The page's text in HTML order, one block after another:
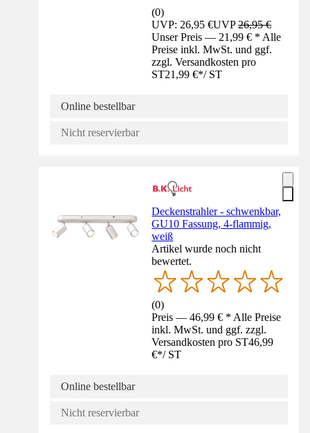
(0)
UVP: 26,95 €UVP26,95 €
Unser Preis — 21,99 € * Alle
Preise inkl. MwSt. und ggf.
zzgl. Versandkosten pro
ST21,99 €*/ ST
Online bestellbar
Nicht reservierbar
Deckenstrahler - schwenkbar,
GU10 Fassung, 4-flammig,
weiß
Artikel wurde noch nicht
bewertet.
(0)
Preis — 46,99 € * Alle Preise
inkl. MwSt. und ggf. zzgl.
Versandkosten pro ST46,99
€*/ ST
Online bestellbar
Nicht reservierbar